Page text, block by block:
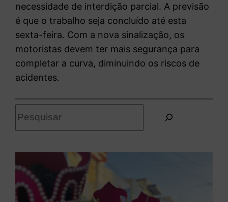
necessidade de interdição parcial. A previsão
é que o trabalho seja concluído até esta
sexta-feira. Com a nova sinalização, os
motoristas devem ter mais segurança para
completar a curva, diminuindo os riscos de
acidentes.
q
u
i